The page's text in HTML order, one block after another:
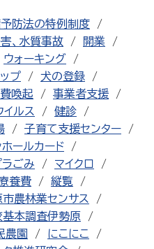
防法の特例制度
、水質事故
開業
ウォーキング
プ
犬の登録
喚起
事業者支援
イルス
健診
子育て支援センター
ホールカード
ラごみ
マイクロ
養費
縦覧
農林業センサス
基本調査伊勢原
農園
にこにこ